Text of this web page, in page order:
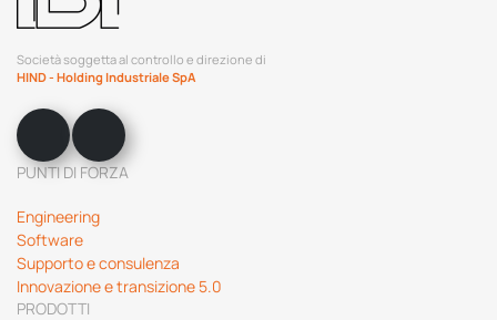
Società soggetta al controllo e direzione di
HIND - Holding Industriale SpA
PUNTI DI FORZA
Engineering
Software
Supporto e consulenza
Innovazione e transizione 5.0
PRODOTTI